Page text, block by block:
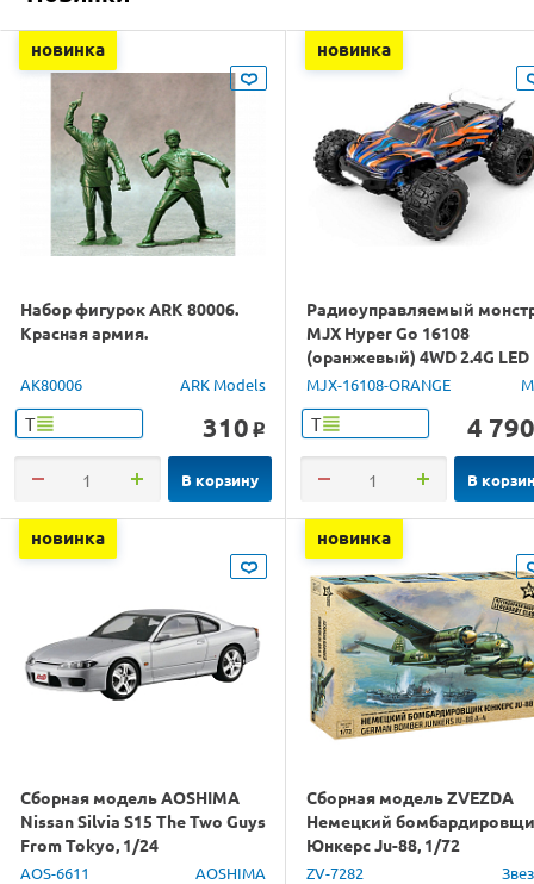
новинка
Набор фигурок ARK 80006.
Красная армия.
AK80006 ARK Models
Т 310 o
В корзину
новинка
Радиоуправляемый
MJX Hyper Go 16108
(оранжевый) 4WD 2.4G LED
1/16 RTR
MJX-16108-ORANGE
Т 4 790
В
новинка
Сборная модель AOSHIMA
Nissan Silvia S15 The Two Guys
From Tokyo, 1/24
AOS-6611 AOSHIMA
новинка
Сборная модель ZVEZDA
Немецкий
Юнкерс Ju-88, 1/72
ZV-7282